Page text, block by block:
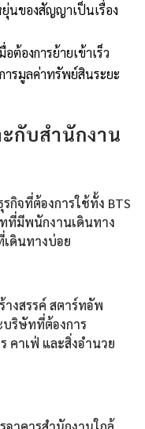
นของสัญญาเป็นเรื่อง
ต้องการย้ายเข้าเร็ว
ารมูลค่าทรัพย์สินระยะ
กับสำนักงาน
กิจที่ต้องการใช้ทั้ง BTS
ที่มีพนักงานเดินทาง
ดินทางบ่อย
างสรรค์ สตาร์ทอัพ
ริษัทที่ต้องการ
คาเฟ่ และสิ่งอำนวย